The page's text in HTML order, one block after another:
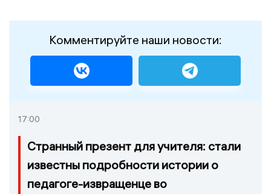
Комментируйте наши новости:
17:00
Странный презент для учителя: стали
известны подробности истории о
педагоге-извращенце во